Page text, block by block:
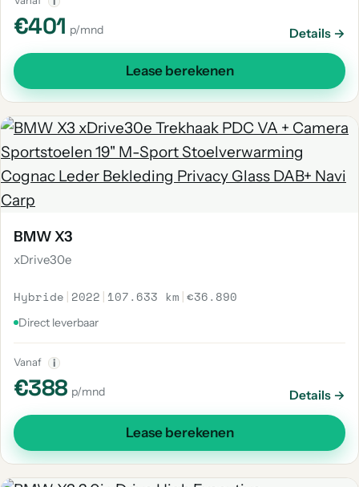
€401 p/mnd Details →
Lease berekenen
BMW X3
xDrive30e
Hybride | 2022 | 107.633 km |€36.890
Direct leverbaar
Vanaf i
€388 p/mnd Details →
Lease berekenen